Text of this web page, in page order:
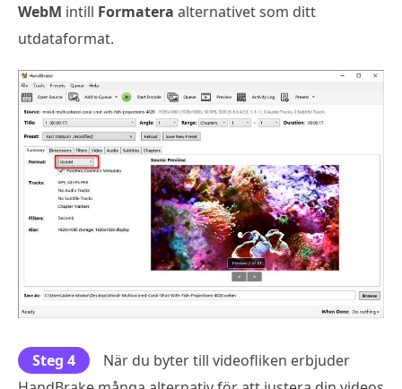
WebM intill Formatera alternativet som ditt
utdataformat.
Steg 4
När du byter till videofliken erbjuder